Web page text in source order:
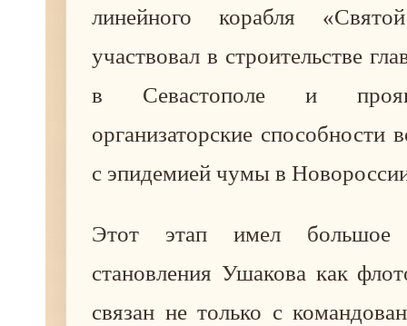
линейного корабля
участвовал в строительстве
в Севастополе и
организаторские способности
с эпидемией чумы в
Этот этап имел большое
становления Ушакова как
связан не только с